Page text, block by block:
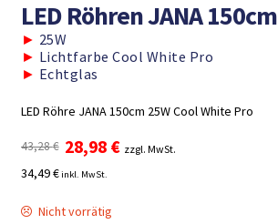
LED Röhren JANA 150cm
► 25W
► Lichtfarbe Cool White Pro
► Echtglas
LED Röhre JANA 150cm 25W Cool White Pro
43,28€ Ursprünglicher
Preis
war:
28,98 €Aktueller
zzgl. MwSt.
34,49 €inkl. MwSt.
Nicht vorrätig